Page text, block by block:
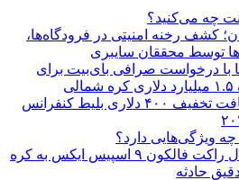
چه می‌کنید؟
کشف رخنه امنیتی در فرودگاه‌ها،
توسط محققان سایبری
با درخواست صرافی بای‌بیت برای
فرصت استثنایی: دریافت تخفیف ۴۰۰ دلاری بلیط کنفرانس
چه ویژگی‌هایی دارد؟
برخورد قطعه غیرفعال راکت فالکون ۹ اسپیس ایکس به کره
حادثه